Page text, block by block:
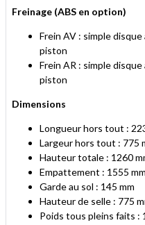
Freinage (ABS en option)
Frein AV : simple
piston
Frein AR : simple
piston
Dimensions
Longueur hors tout :
Largeur hors tout : 775
Hauteur totale : 1260
Empattement : 1555 mm
Garde au sol : 145 mm
Hauteur de selle : 775
Poids tous pleins faits :